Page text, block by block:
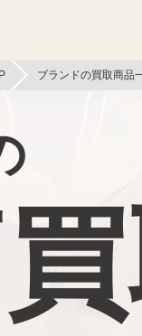
テレカ買取
フィギュア買取
文具買取
イヤホン
ブランドの買取商品